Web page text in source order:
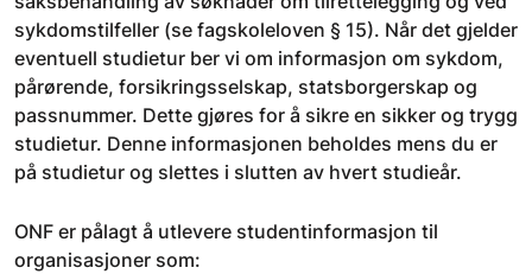
sykdomstilfeller (se fagskoleloven § 15). Når det gjelder
eventuell studietur ber vi om informasjon om sykdom,
pårørende, forsikringsselskap, statsborgerskap og
passnummer. Dette gjøres for å sikre en sikker og trygg
studietur. Denne informasjonen beholdes mens du er
på studietur og slettes i slutten av hvert studieår.
ONF er pålagt å utlevere studentinformasjon til
organisasjoner som: